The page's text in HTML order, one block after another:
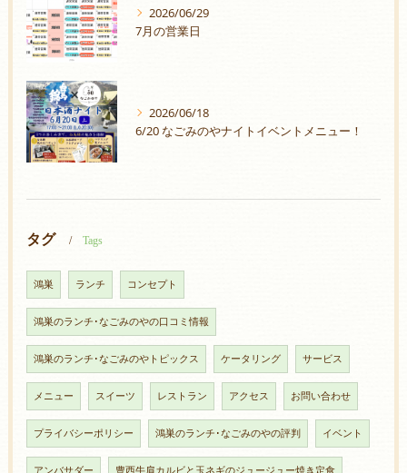
2026/06/29
7月の営業日
2026/06/18
6/20 なごみのやナイトイベントメニュー！
タグ Tags
鴻巣 ランチ コンセプト
鴻巣のランチ･なごみのやの口コミ情報
鴻巣のランチ･なごみのやトピックス ケータリング サービス
メニュー スイーツ レストラン アクセス お問い合わせ
プライバシーポリシー 鴻巣のランチ･なごみのやの評判 イベント
アンバサダー 豊西牛肩カルビと玉ネギのジュージュー焼き定食